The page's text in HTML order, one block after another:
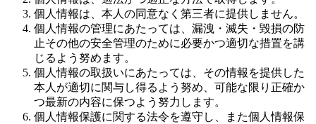
個人情報は、本人の同意なく第三者に提供しません。
個人情報の管理にあたっては、漏洩・滅失・毀損の防
止その他の安全管理のために必要かつ適切な措置を講
じるよう努めます。
個人情報の取扱いにあたっては、その情報を提供した
本人が適切に関与し得るよう努め、可能な限り正確か
つ最新の内容に保つよう努力します。
個人情報保護に関する法令を遵守し、また個人情報保